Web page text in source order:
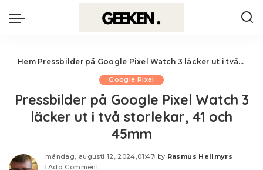
Hem Pressbilder på Google Pixel Watch 3 läcker ut i två storlekar, 41 och 45mm
Google Pixel
Pressbilder på Google Pixel Watch 3
läcker ut i två storlekar, 41 och
45mm
måndag, augusti 12, 2024,01:47
Posted
by Rasmus Hellmyrs
Add Comment